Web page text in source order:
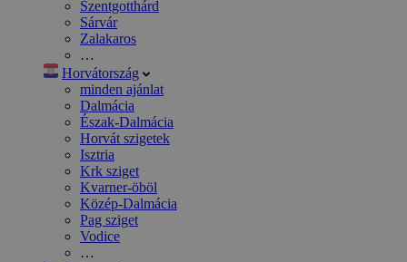
Szentgotthárd
Sárvár
Zalakaros
…
Horvátország
minden ajánlat
Dalmácia
Észak-Dalmácia
Horvát szigetek
Isztria
Krk sziget
Kvarner-öböl
Közép-Dalmácia
Pag sziget
Vodice
…